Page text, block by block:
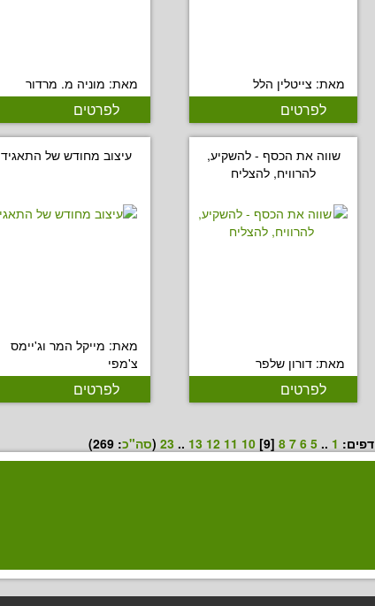
מאת: צייטלין הלל
לפרטים
מאת: מוניה מ. מרדור
לפרטים
שווה את הכסף - להשקיע,
להרוויח, להצליח
מאת: דורון שלפר
לפרטים
עיצוב מחודש של התאגיד
מאת: מייקל המר וג'יימס
צ'מפי
לפרטים
דפים: 1
..
5
6
7
8
[9]
10
11
12
13
..
23
(סה"כ:
269
)